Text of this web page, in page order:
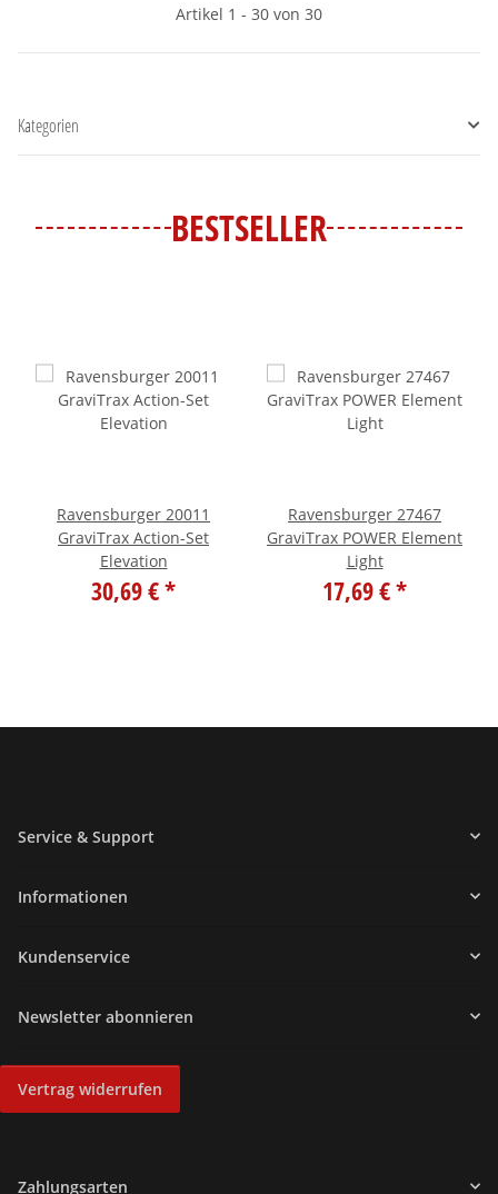
Artikel 1 - 30 von 30
Kategorien
BESTSELLER
Ravensburger 20011
GraviTrax Action-Set
Elevation
30,69 €*
Ravensburger 27467
GraviTrax POWER Element
Light
17,69 €*
Service & Support
Informationen
Kundenservice
Newsletter abonnieren
Vertrag widerrufen
Zahlungsarten